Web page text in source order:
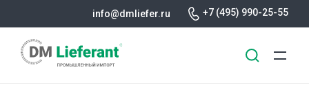
info@dmliefer.ru +7 (495) 990-25-55